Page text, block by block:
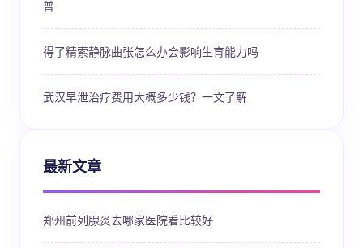
普
得了精索静脉曲张怎么办会影响生育能力吗
武汉早泄治疗费用大概多少钱？一文了解
最新文章
郑州前列腺炎去哪家医院看比较好